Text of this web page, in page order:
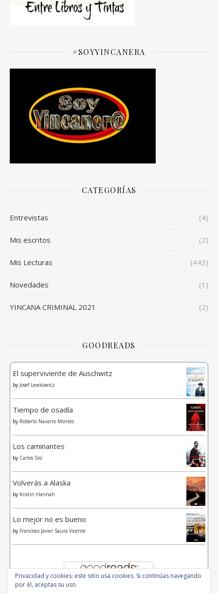
#SOYYINCANERA
CATEGORÍAS
Entrevistas (4)
Mis escritos (2)
Mis Lecturas (443)
Novedades (1)
YINCANA CRIMINAL 2021 (2)
GOODREADS
El superviviente de Auschwitz
by Josef Lewkowicz
Tiempo de osadía
by Roberto Navarro Montes
Los caminantes
by Carlos Sisí
Volverás a Alaska
by Kristin Hannah
Lo mejor no es bueno
by Francisco Javier Saura Vicente
Privacidad y cookies: este sitio usa cookies. Si continúas navegando
por él, aceptas su uso.